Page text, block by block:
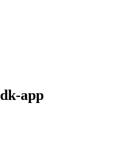
app